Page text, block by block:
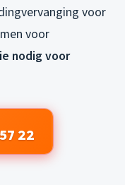
voor
voor
nodig voor
22